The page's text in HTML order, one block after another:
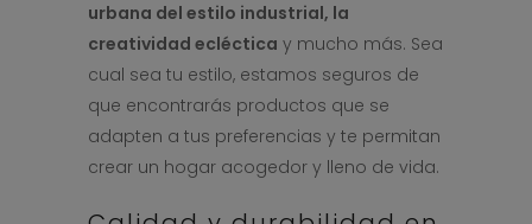
urbana del estilo industrial, la
creatividad ecléctica y mucho más. Sea
cual sea tu estilo, estamos seguros de
que encontrarás productos que se
adapten a tus preferencias y te permitan
crear un hogar acogedor y lleno de vida.